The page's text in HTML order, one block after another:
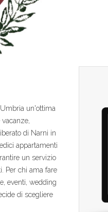
un'ottima
di Narni in
appartamenti
un servizio
Per chi ama fare
eventi, wedding
di scegliere